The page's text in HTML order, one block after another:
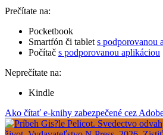
Prečítate na:
Pocketbook
Smartfón či tablet s podporovanou
Počítač s podporovanou aplikáciou
Neprečítate na:
Kindle
Ako čítať e-knihy zabezpečené cez